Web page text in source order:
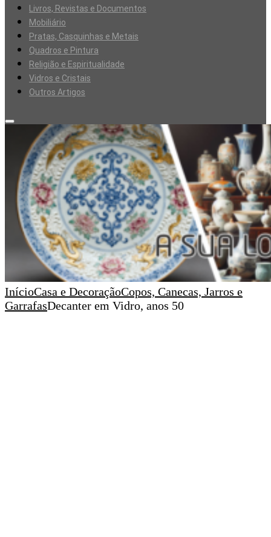
Livros, Revistas e Documentos
Mobiliário
Pratas, Casquinhas e Metais
Quadros e Pintura
Religião e Espiritualidade
Vidros e Cristais
Outros Artigos
InícioCasa e DecoraçãoCopos, Canecas, Jarros e
GarrafasDecanter em Vidro, anos 50